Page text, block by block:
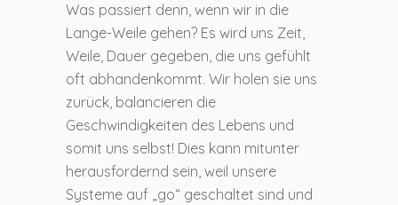
Was passiert denn, wenn wir in die
Lange-Weile gehen? Es wird uns Zeit,
Weile, Dauer gegeben, die uns gefühlt
oft abhandenkommt. Wir holen sie uns
zurück, balancieren die
Geschwindigkeiten des Lebens und
somit uns selbst! Dies kann mitunter
herausfordernd sein, weil unsere
Systeme auf „go“ geschaltet sind und